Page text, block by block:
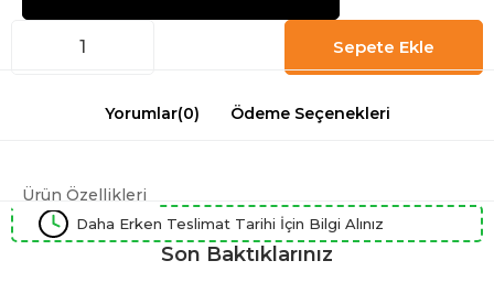
Yorumlar(0) Ödeme Seçenekleri
Ürün Özellikleri
Daha Erken Teslimat Tarihi İçin Bilgi Alınız
Son Baktıklarınız